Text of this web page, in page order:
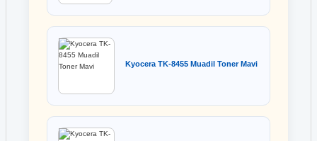
Kyocera TK-8455 Muadil Toner Mavi